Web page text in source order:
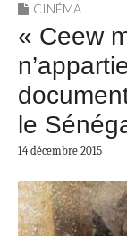
CINÉMA
« Ceew
le
14 décembre 2015